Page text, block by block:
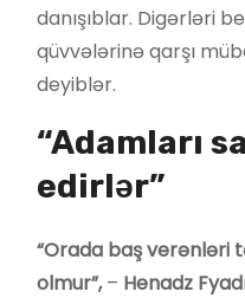
danışıblar. Digərləri
qüvvələrinə qarşı
deyiblər.
“Adamları
edirlər”
“Orada baş verənləri
olmur”,– Henadz